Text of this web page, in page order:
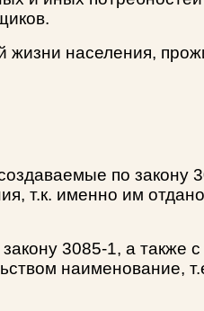
жизни населения,
по закону
т.к. именно им
3085-1, а также
наименование,